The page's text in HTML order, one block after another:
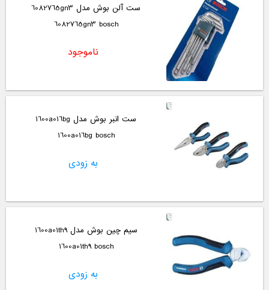
ست آلن بوش مدل 6082765gn3
6082765gn3 bosch
ناموجود
ست انبر بوش مدل 1600a016bg
1600a016bg bosch
به زودی
سیم چین بوش مدل 1600a01th9
1600a01th9 bosch
به زودی